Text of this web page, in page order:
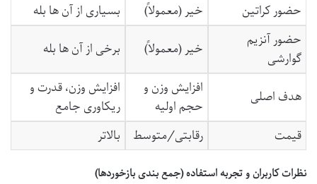
حضور کراتین خیر (معمولاً)
بسیاری از آن ها بله
حضور آنزیم
گوارشی
خیر (معمولاً) برخی از آن ها بله
هدف اصلی
افزایش وزن و
حجم اولیه
افزایش وزن، قدرت و
ریکاوری جامع
قیمت
رقابتی/متوسط بالاتر
نظرات کاربران و تجربه استفاده (جمع بندی بازخوردها)